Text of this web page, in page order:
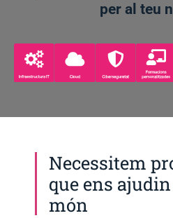
per al teu
Necessitem
que ens
món